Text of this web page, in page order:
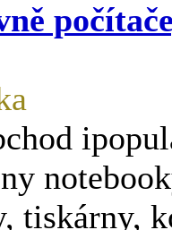
tiskárny,